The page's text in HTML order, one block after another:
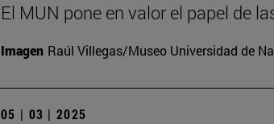
El MUN pone en valor el papel de
Imagen Raúl Villegas/Museo Universidad de
05 | 03 | 2025